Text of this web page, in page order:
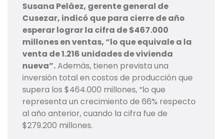
Susana Peláez, gerente general de
Cusezar, indicó que para cierre de año
esperar lograr la cifra de $467.000
millones en ventas, “lo que equivale a la
venta de 1.216 unidades de vivienda
nueva”.Además, tienen prevista una
inversión total en costos de producción que
supera los $464.000 millones, “lo que
representa un crecimiento de 66% respecto
al año anterior, cuando la cifra fue de
$279.200 millones.